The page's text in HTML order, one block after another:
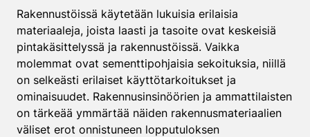
Rakennustöissä käytetään lukuisia erilaisia
materiaaleja, joista laasti ja tasoite ovat keskeisiä
pintakäsittelyssä ja rakennustöissä. Vaikka
molemmat ovat sementtipohjaisia sekoituksia, niillä
on selkeästi erilaiset käyttötarkoitukset ja
ominaisuudet. Rakennusinsinöörien ja ammattilaisten
on tärkeää ymmärtää näiden rakennusmateriaalien
väliset erot onnistuneen lopputuloksen